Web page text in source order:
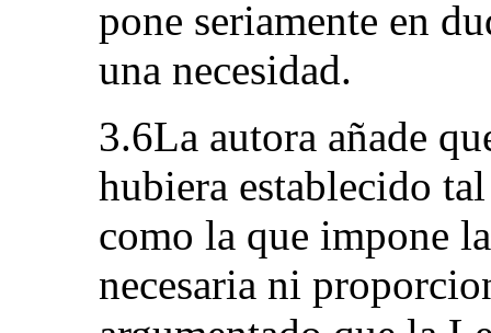
pone seriamente en
una necesidad.
3.6La autora añade
hubiera establecido
como la que impone
necesaria ni